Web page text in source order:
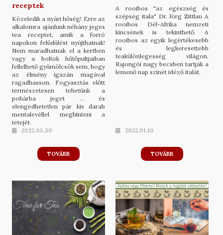
receptek
Közeledik a nyári hőség! Erre az
alkalomra ajánlunk néhány jeges
tea receptet, amik a forró
napokon felüdülést nyújthatnak!
Nem maradhatnak el a kertben
vagy a boltok hűtőpultjaiban
fellelhető gyümölcsök sem, hogy
az élmény igazán magával
ragadhasson. Fogyasztás előtt
természetesen tehetünk a
pohárba jeget … és
elengedhetetlen pár kis darab
mentalevéllel meghinteni a
tetejét.
2022.05.30
TOVÁBB
A rooibos "az egészség és
szépség itala" Dr. Jörg Zittlau A
rooibos Dél-Afrika nemzeti
kincsének is tekinthető. A
rooibos az egyik legértékesebb
és legkeresettebb
teakülönlegesség világon.
Rajongói nagy becsben tartják a
lemenő nap színét idéző italát.
2022.01.10
TOVÁBB